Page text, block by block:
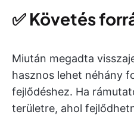
✅ Követés
Miután megadta
hasznos lehet néhány
fejlődéshez. Ha
területre, ahol